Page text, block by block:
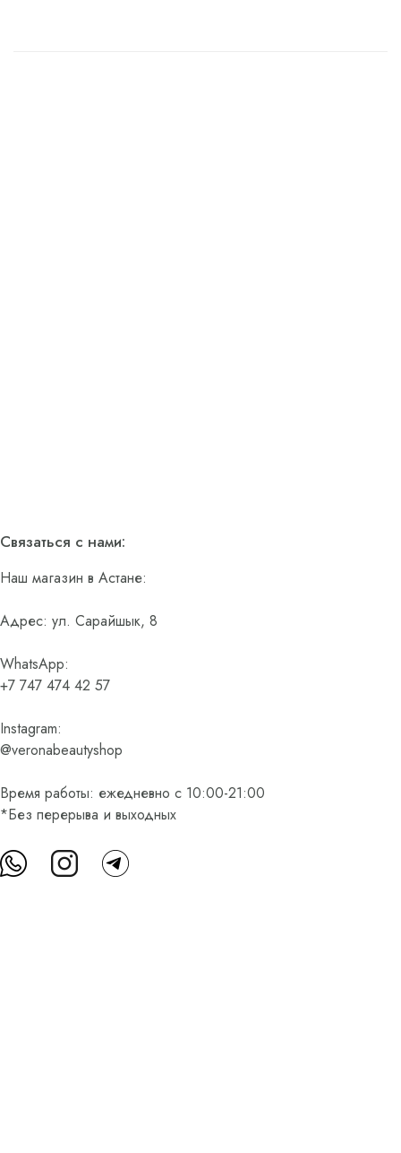
Связаться с нами:
Наш магазин в Астане:
Адрес: ул. Сарайшык, 8
WhatsApp:
+7 747 474 42 57
Instagram:
@veronabeautyshop
Время работы: ежедневно с 10:00-21:00
*Без перерыва и выходных